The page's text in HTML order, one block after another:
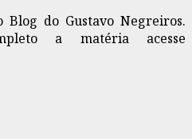
Blog do Gustavo Negreiros.
a matéria acesse